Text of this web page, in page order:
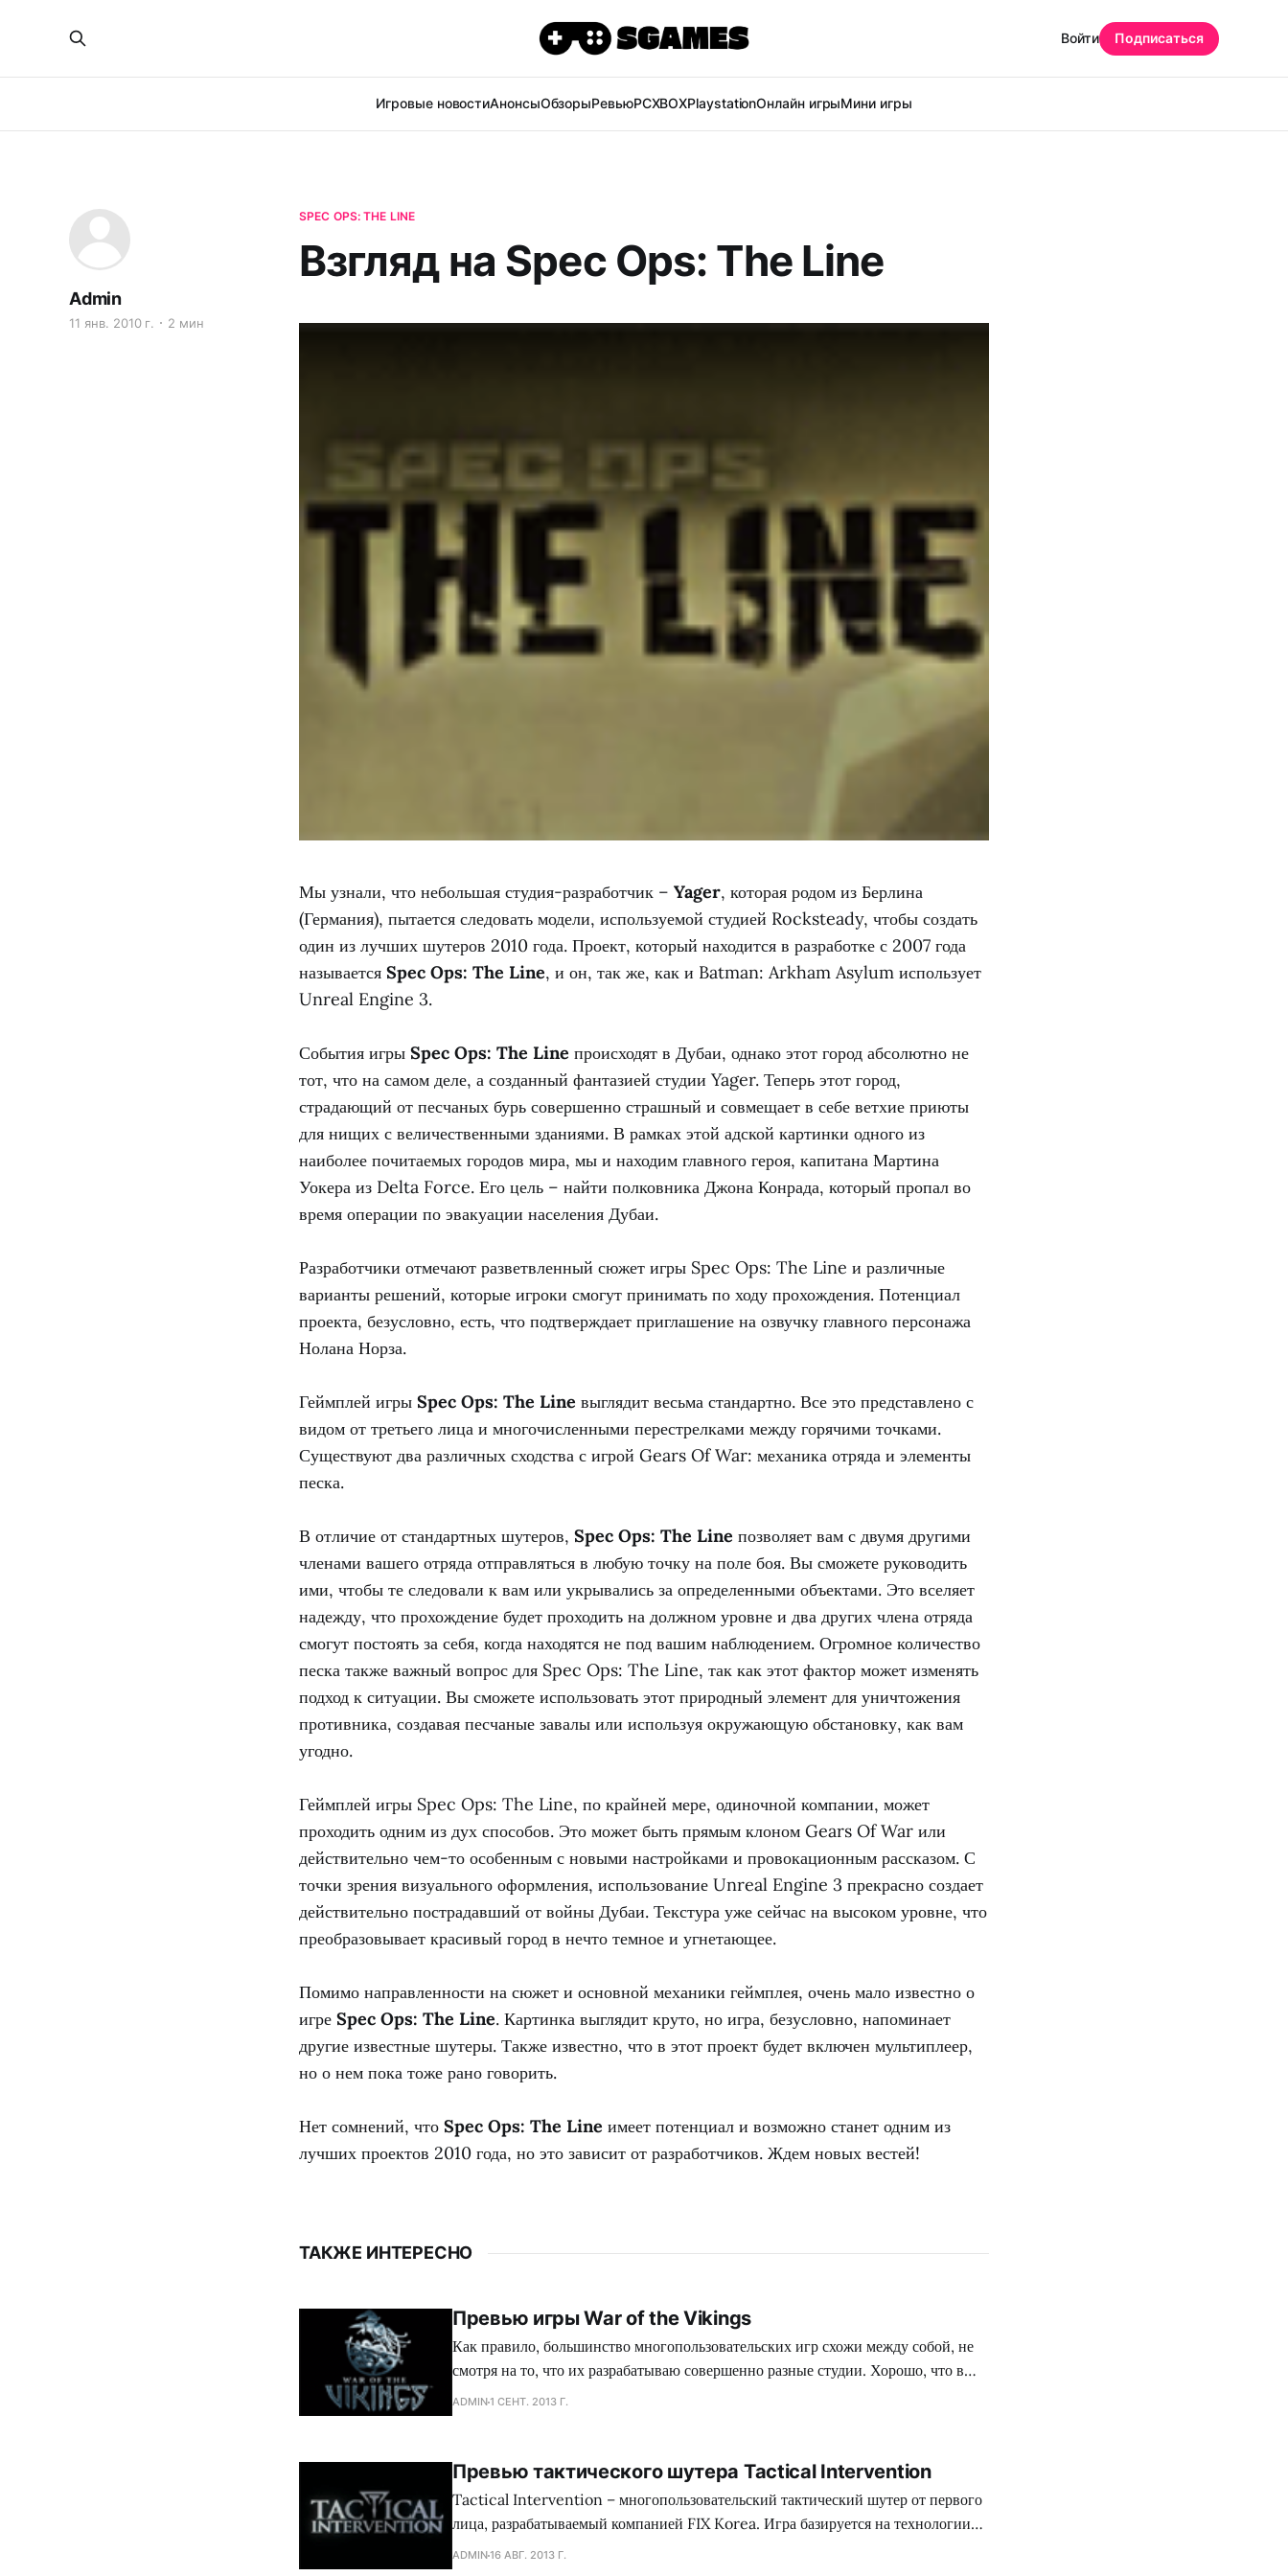
Игровые новостиАнонсыОбзорыРевьюPCXBOXPlaystationОнлайн игрыМини игры
Войти Подписаться
SPEC OPS: THE LINE
Взгляд на Spec Ops: The Line
Admin
11 янв. 2010 г. 2 мин
Мы узнали, что небольшая студия-разработчик – Yager, которая родом из Берлина
(Германия), пытается следовать модели, используемой студией Rocksteady, чтобы создать
один из лучших шутеров 2010 года. Проект, который находится в разработке с 2007 года
называется Spec Ops: The Line, и он, так же, как и Batman: Arkham Asylum использует
Unreal Engine 3.
События игры Spec Ops: The Line происходят в Дубаи, однако этот город абсолютно не
тот, что на самом деле, а созданный фантазией студии Yager. Теперь этот город,
страдающий от песчаных бурь совершенно страшный и совмещает в себе ветхие приюты
для нищих с величественными зданиями. В рамках этой адской картинки одного из
наиболее почитаемых городов мира, мы и находим главного героя, капитана Мартина
Уокера из Delta Force. Его цель – найти полковника Джона Конрада, который пропал во
время операции по эвакуации населения Дубаи.
Разработчики отмечают разветвленный сюжет игры Spec Ops: The Line и различные
варианты решений, которые игроки смогут принимать по ходу прохождения. Потенциал
проекта, безусловно, есть, что подтверждает приглашение на озвучку главного персонажа
Нолана Норза.
Геймплей игры Spec Ops: The Line выглядит весьма стандартно. Все это представлено с
видом от третьего лица и многочисленными перестрелками между горячими точками.
Существуют два различных сходства с игрой Gears Of War: механика отряда и элементы
песка.
В отличие от стандартных шутеров, Spec Ops: The Line позволяет вам с двумя другими
членами вашего отряда отправляться в любую точку на поле боя. Вы сможете руководить
ими, чтобы те следовали к вам или укрывались за определенными объектами. Это вселяет
надежду, что прохождение будет проходить на должном уровне и два других члена отряда
смогут постоять за себя, когда находятся не под вашим наблюдением. Огромное количество
песка также важный вопрос для Spec Ops: The Line, так как этот фактор может изменять
подход к ситуации. Вы сможете использовать этот природный элемент для уничтожения
противника, создавая песчаные завалы или используя окружающую обстановку, как вам
угодно.
Геймплей игры Spec Ops: The Line, по крайней мере, одиночной компании, может
проходить одним из дух способов. Это может быть прямым клоном Gears Of War или
действительно чем-то особенным с новыми настройками и провокационным рассказом. С
точки зрения визуального оформления, использование Unreal Engine 3 прекрасно создает
действительно пострадавший от войны Дубаи. Текстура уже сейчас на высоком уровне, что
преобразовывает красивый город в нечто темное и угнетающее.
Помимо направленности на сюжет и основной механики геймплея, очень мало известно о
игре Spec Ops: The Line. Картинка выглядит круто, но игра, безусловно, напоминает
другие известные шутеры. Также известно, что в этот проект будет включен мультиплеер,
но о нем пока тоже рано говорить.
Нет сомнений, что Spec Ops: The Line имеет потенциал и возможно станет одним из
лучших проектов 2010 года, но это зависит от разработчиков. Ждем новых вестей!
ТАКЖЕ ИНТЕРЕСНО
Превью игры War of the Vikings
Как правило, большинство многопользовательских игр схожи между собой, не
смотря на то, что их разрабатываю совершенно разные студии. Хорошо, что в
каждом правиле есть исключения, в нашем случае это Fatshark со своей новой,
ADMIN1 СЕНТ. 2013 Г.
Превью тактического шутера Tactical Intervention
Tactical Intervention – многопользовательский тактический шутер от первого
лица, разрабатываемый компанией FIX Korea. Игра базируется на технологии
движка Source, что позволяет добиться максимальной производительности на
ADMIN16 АВГ. 2013 Г.